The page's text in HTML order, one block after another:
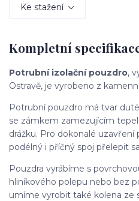
Ke stažení
Kompletní
Potrubní izolační pouzdro,
Ostravě, je vyrobeno z
Potrubní pouzdro má tvar
se zámkem zamezujícím
drážku. Pro dokonalé
podélný i příčný spoj přelepit
Pouzdra vyrábíme s
hliníkového polepu nebo bez
umíme vyrobit také kolena ze